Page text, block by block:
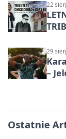
22
29
–
Ostatnie